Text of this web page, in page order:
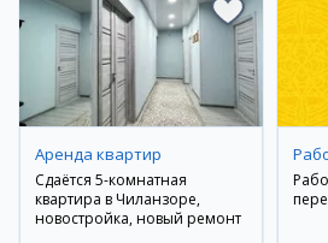
Аренда квартир
Сдаётся 5-комнатная
квартира в Чиланзоре,
новостройка, новый ремонт